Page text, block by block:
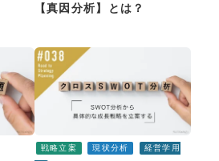
【真因分析】とは？
戦略立案 現状分析
経営学用